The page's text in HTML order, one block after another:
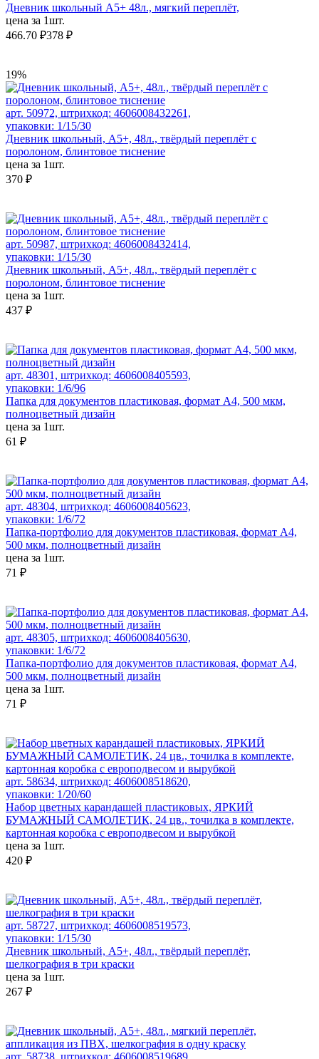
Дневник школьный А5+ 48л., мягкий переплёт,
цена за 1шт.
466.70 ₽378 ₽
19%
арт. 50972, штрихкод: 4606008432261,
упаковки: 1/15/30
Дневник школьный, А5+, 48л., твёрдый переплёт с
поролоном, блинтовое тиснение
цена за 1шт.
370 ₽
арт. 50987, штрихкод: 4606008432414,
упаковки: 1/15/30
Дневник школьный, А5+, 48л., твёрдый переплёт с
поролоном, блинтовое тиснение
цена за 1шт.
437 ₽
арт. 48301, штрихкод: 4606008405593,
упаковки: 1/6/96
Папка для документов пластиковая, формат А4, 500 мкм,
полноцветный дизайн
цена за 1шт.
61 ₽
арт. 48304, штрихкод: 4606008405623,
упаковки: 1/6/72
Папка-портфолио для документов пластиковая, формат А4,
500 мкм, полноцветный дизайн
цена за 1шт.
71 ₽
арт. 48305, штрихкод: 4606008405630,
упаковки: 1/6/72
Папка-портфолио для документов пластиковая, формат А4,
500 мкм, полноцветный дизайн
цена за 1шт.
71 ₽
арт. 58634, штрихкод: 4606008518620,
упаковки: 1/20/60
Набор цветных карандашей пластиковых, ЯРКИЙ
БУМАЖНЫЙ САМОЛЕТИК, 24 цв., точилка в комплекте,
картонная коробка с европодвесом и вырубкой
цена за 1шт.
420 ₽
арт. 58727, штрихкод: 4606008519573,
упаковки: 1/15/30
Дневник школьный, А5+, 48л., твёрдый переплёт,
шелкография в три краски
цена за 1шт.
267 ₽